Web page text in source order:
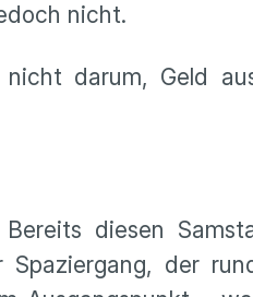
nicht.
darum, Geld
diesen
der